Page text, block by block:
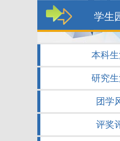
学生
本科
研究
团学
评奖